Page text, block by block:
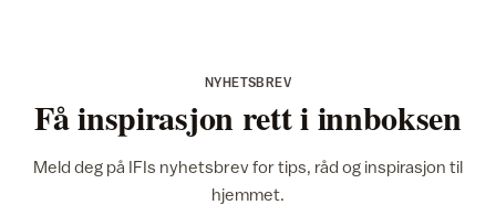
NYHETSBREV
Få inspirasjon rett i innboksen
Meld deg på IFIs nyhetsbrev for tips, råd og inspirasjon til
hjemmet.